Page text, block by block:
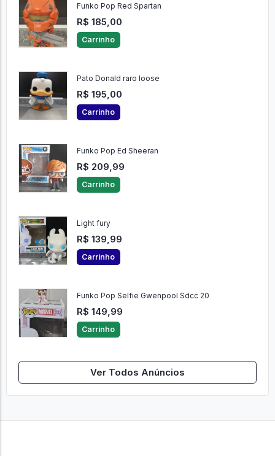
Funko Pop Red Spartan
R$ 185,00
Carrinho
Pato Donald raro loose
R$ 195,00
Carrinho
Funko Pop Ed Sheeran
R$ 209,99
Carrinho
Light fury
R$ 139,99
Carrinho
Funko Pop Selfie Gwenpool Sdcc 20
R$ 149,99
Carrinho
Ver Todos Anúncios